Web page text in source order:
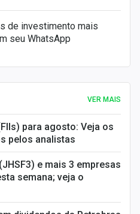
de investimento mais
seu WhatsApp
VER MAIS
para agosto: Veja os
pelos analistas
e mais 3 empresas
semana; veja o